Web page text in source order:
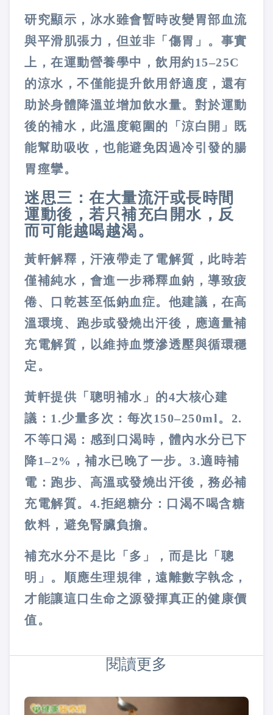
研究顯示，冰水雖會暫時改變胃部血流
與平滑肌張力，但並非「傷胃」。事實
上，在運動營養學中，飲用約15–25C
的涼水，不僅能提升飲用舒適度，還有
助於身體降溫並增加飲水量。對於運動
後的補水，此溫度範圍的「涼白開」既
能幫助吸收，也能避免因過冷引發的腸
胃痙攣。
迷思三：在大量流汗或長時間
運動後，若只補充白開水，反
而可能越喝越渴。
黃軒解釋，汗液帶走了電解質，此時若
僅補純水，會進一步稀釋血鈉，導致疲
倦、口乾甚至低鈉血症。他建議，在高
溫環境、跑步或發燒出汗後，應適量補
充電解質，以維持血漿滲透壓與循環穩
定。
黃軒提供「聰明補水」的4大核心建
議：1.少量多次：每次150–250ml。2.
不等口渴：感到口渴時，體內水分已下
降1–2%，補水已晚了一步。3.適時補
電：跑步、高溫或發燒出汗後，務必補
充電解質。4.拒絕糖分：口渴不喝含糖
飲料，避免腎臟負擔。
補充水分不是比「多」，而是比「聰
明」。順應生理規律，遠離數字執念，
才能讓這口生命之源發揮真正的健康價
值。
閱讀更多